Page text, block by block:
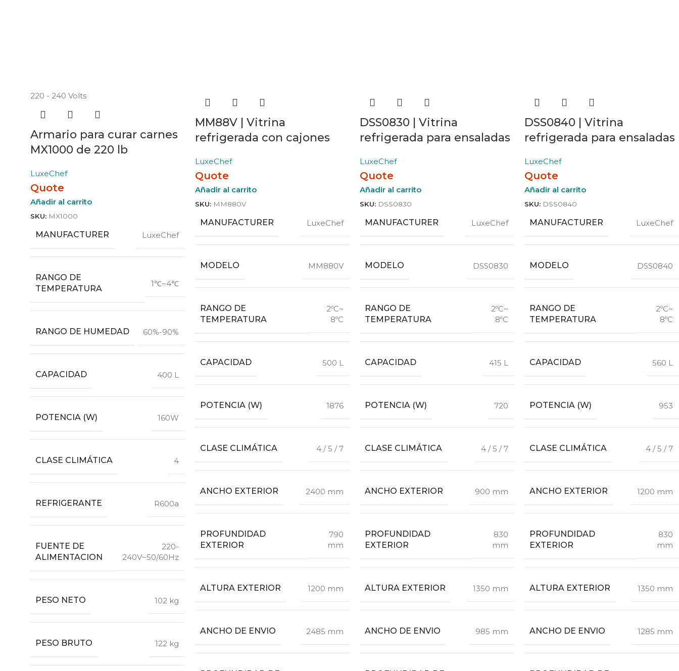
220 - 240 Volts
Armario para curar carnes
MX1000 de 220 lb
LuxeChef
Quote
Añadir al carrito
SKU: MX1000
MANUFACTURER LuxeChef
RANGO DE
TEMPERATURA
1℃~4℃
RANGO DE HUMEDAD 60%-90%
CAPACIDAD 400 L
POTENCIA (W) 160W
CLASE CLIMÁTICA 4
REFRIGERANTE R600a
FUENTE DE
ALIMENTACION
220-
240V~50/60Hz
PESO NETO 102 kg
PESO BRUTO 122 kg
MM88V | Vitrina
refrigerada con cajones
LuxeChef
Quote
Añadir al carrito
SKU: MM880V
MANUFACTURER LuxeChef
MODELO MM880V
RANGO DE
TEMPERATURA
2ºC~
8ºC
CAPACIDAD 500 L
POTENCIA (W) 1876
CLASE CLIMÁTICA 4 / 5 / 7
ANCHO EXTERIOR 2400 mm
PROFUNDIDAD
EXTERIOR
790
mm
ALTURA EXTERIOR 1200 mm
ANCHO DE ENVIO 2485 mm
DSS0830 | Vitrina
refrigerada para ensaladas
LuxeChef
Quote
Añadir al carrito
SKU: DSS0830
MANUFACTURER LuxeChef
MODELO DSS0830
RANGO DE
TEMPERATURA
2ºC~
8ºC
CAPACIDAD 415 L
POTENCIA (W) 720
CLASE CLIMÁTICA 4 / 5 / 7
ANCHO EXTERIOR 900 mm
PROFUNDIDAD
EXTERIOR
830
mm
ALTURA EXTERIOR 1350 mm
ANCHO DE ENVIO 985 mm
DSS0840 | Vitrina
refrigerada para ensaladas
LuxeChef
Quote
Añadir al carrito
SKU: DSS0840
MANUFACTURER LuxeChef
MODELO DSS0840
RANGO DE
TEMPERATURA
2ºC~
8ºC
CAPACIDAD 560 L
POTENCIA (W) 953
CLASE CLIMÁTICA 4 / 5 / 7
ANCHO EXTERIOR 1200 mm
PROFUNDIDAD
EXTERIOR
830
mm
ALTURA EXTERIOR 1350 mm
ANCHO DE ENVIO 1285 mm